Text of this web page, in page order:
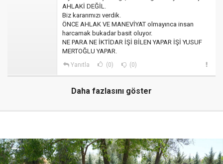
AHLAKİ DEĞİL.
Biz kararımızı verdik.
ÖNCE AHLAK VE MANEVİYAT olmayınca insan
harcamak bukadar basit oluyor.
NE PARA NE İKTİDAR İŞİ BİLEN YAPAR İŞİ YUSUF
MERTOĞLU YAPAR.
Yanıtla (0) (0)
Daha fazlasını göster